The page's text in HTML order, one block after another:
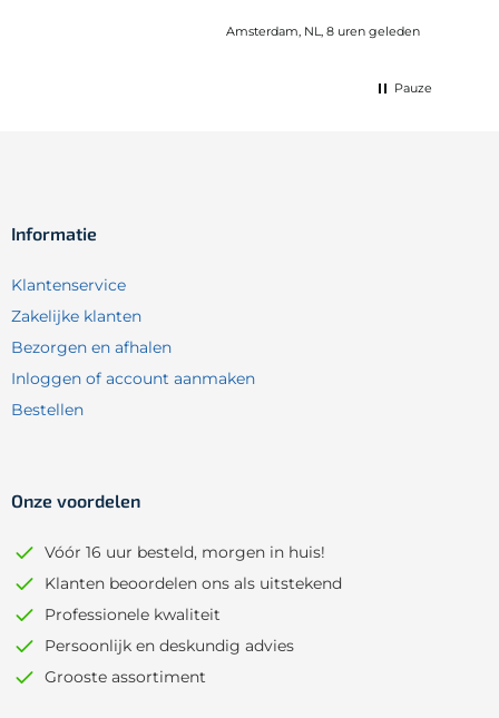
Amsterdam, NL, 8 uren geleden
Pauze
Informatie
Klantenservice
Zakelijke klanten
Bezorgen en afhalen
Inloggen of account aanmaken
Bestellen
Onze voordelen
Vóór 16 uur besteld, morgen in huis!
Klanten beoordelen ons als uitstekend
Professionele kwaliteit
Persoonlijk en deskundig advies
Grooste assortiment